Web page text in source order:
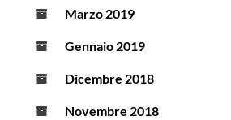
Marzo 2019
Gennaio 2019
Dicembre 2018
Novembre 2018